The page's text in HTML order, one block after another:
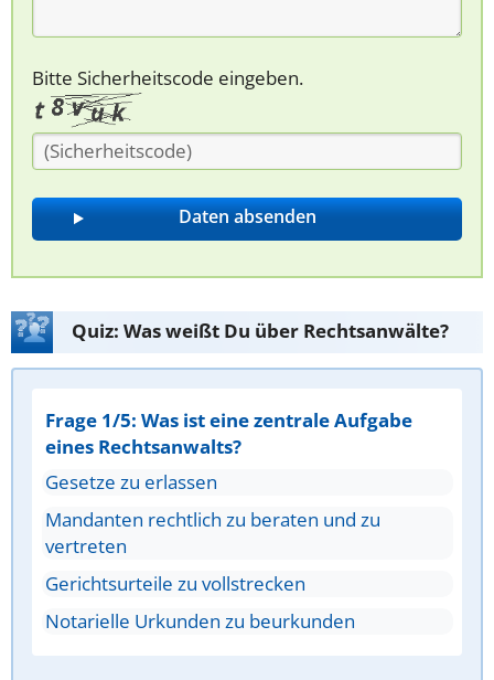
Bitte Sicherheitscode eingeben.
Quiz: Was weißt Du über Rechtsanwälte?
Frage 1/5: Was ist eine zentrale Aufgabe
eines Rechtsanwalts?
Gesetze zu erlassen
Mandanten rechtlich zu beraten und zu
vertreten
Gerichtsurteile zu vollstrecken
Notarielle Urkunden zu beurkunden